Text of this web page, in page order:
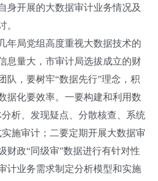
身开展的大数据审计业务情况及
。
局党组高度重视大数据技术的
息量大，市审计局选拔成立的财
队，要树牢“数据先行”理念，积
据化要效率。一要构建和利用数
析、发现疑点、分散核查、系统
施审计；二要定期开展大数据审
财政“同级审”数据进行有针对性
计业务需求制定分析模型和实施